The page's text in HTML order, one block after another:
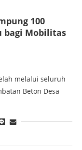
100
bagi Mobilitas
melalui seluruh
Beton Desa